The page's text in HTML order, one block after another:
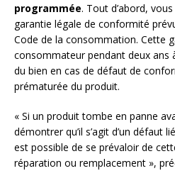
programmée. Tout d’abord,
garantie légale de conformité
Code de la consommation. Cette
consommateur pendant deux ans
du bien en cas de défaut de
prématurée du produit.
« Si un produit tombe en panne
démontrer qu’il s’agit d’un défaut
est possible de se prévaloir de
réparation ou remplacement »,